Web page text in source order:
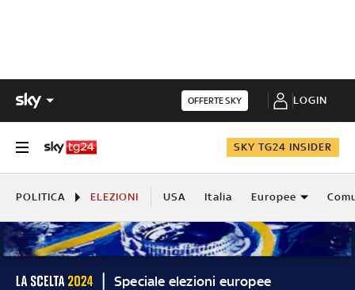
OFFERTE SKY LOGIN
SKY TG24 INSIDER
POLITICA ELEZIONI USA Italia Europee
Speciale elezioni europee